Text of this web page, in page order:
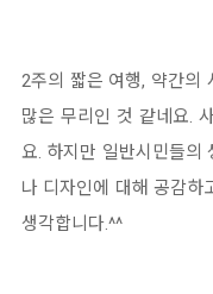
2주의 짧은 여행, 약간의
많은 무리인 것 같네요.
요. 하지만 일반시민들의
나 디자인에 대해 공감하
생각합니다.^^